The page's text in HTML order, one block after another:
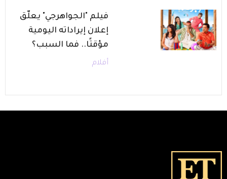
فيلم "الجواهرجي" يعلّق
إعلان إيراداته اليومية
مؤقتًا.. فما السبب؟
أفلام